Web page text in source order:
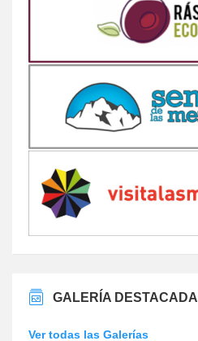
GALERÍA DESTACADA
Ver todas las Galerías